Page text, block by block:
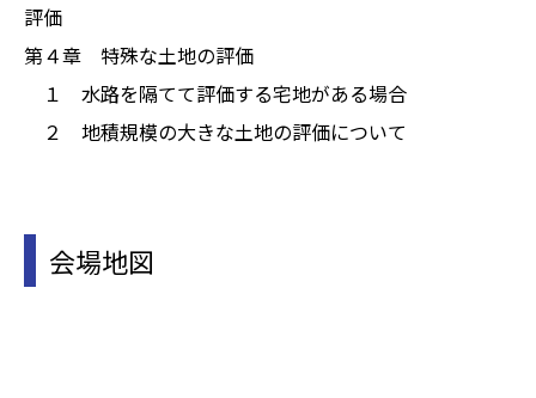
評価
第４章 特殊な土地の評価
１ 水路を隔てて評価する宅地がある場合
２ 地積規模の大きな土地の評価について
会場地図